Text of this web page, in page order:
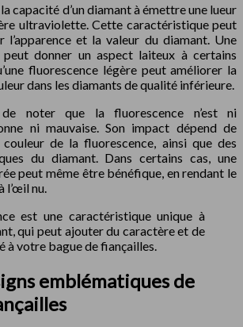
capacité d’un diamant à émettre une lueur
ultraviolette. Cette caractéristique peut
l’apparence et la valeur du diamant. Une
donner un aspect laiteux à certains
fluorescence légère peut améliorer la
dans les diamants de qualité inférieure.
noter que la fluorescence n’est ni
ni mauvaise. Son impact dépend de
de la fluorescence, ainsi que des
du diamant. Dans certains cas, une
peut même être bénéfique, en rendant le
l’œil nu.
est une caractéristique unique à
qui peut ajouter du caractère et de
à votre bague de fiançailles.
emblématiques de